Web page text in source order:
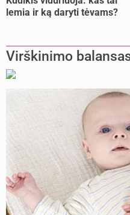
lemia ir ką daryti tėvams?
Virškinimo